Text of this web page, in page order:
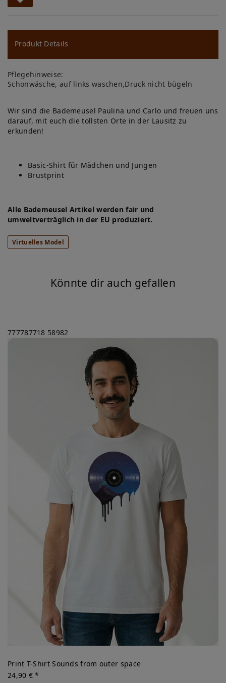
W
u
ns
ch
lis
te
Produkt Details
Pflegehinweise:
Schonwäsche, auf links waschen,Druck nicht bügeln
Wir sind die Bademeusel Paulina und Carlo und freuen uns
darauf, mit euch die tollsten Orte in der Lausitz zu
erkunden!
Basic-Shirt für Mädchen und Jungen
Brustprint
Alle Bademeusel Artikel werden fair und
umweltverträglich in der EU produziert.
Virtuelles Model
Könnte dir auch gefallen
777787718 58982
Print T-Shirt Sounds from outer space
24,90 € *